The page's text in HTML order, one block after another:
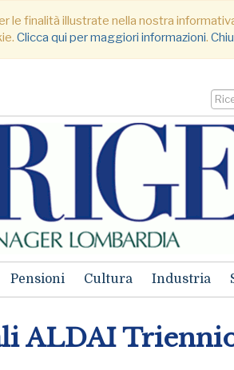
finalità illustrate nella nostra
Clicca qui per maggiori informazioni.
Pensioni Cultura Industria
ALDAI